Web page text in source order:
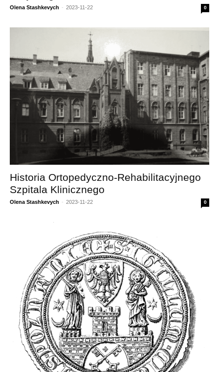
Olena Stashkevych - 2023-11-22 0
Historia Ortopedyczno-Rehabilitacyjnego
Szpitala Klinicznego
Olena Stashkevych - 2023-11-22 0